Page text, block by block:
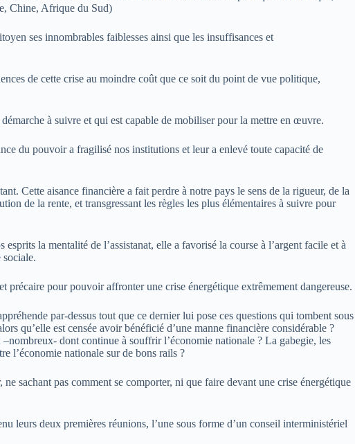
Chine, Afrique du Sud)
ses innombrables faiblesses ainsi que les insuffisances et
de cette crise au moindre coût que ce soit du point de vue politique,
à suivre et qui est capable de mobiliser pour la mettre en œuvre.
du pouvoir a fragilisé nos institutions et leur a enlevé toute capacité de
Cette aisance financière a fait perdre à notre pays le sens de la rigueur, de la
de la rente, et transgressant les règles les plus élémentaires à suivre pour
la mentalité de l’assistanat, elle a favorisé la course à l’argent facile et à
précaire pour pouvoir affronter une crise énergétique extrêmement dangereuse.
par-dessus tout que ce dernier lui pose ces questions qui tombent sous
qu’elle est censée avoir bénéficié d’une manne financière considérable ?
dont continue à souffrir l’économie nationale ? La gabegie, les
l’économie nationale sur de bons rails ?
sachant pas comment se comporter, ni que faire devant une crise énergétique
leurs deux premières réunions, l’une sous forme d’un conseil interministériel